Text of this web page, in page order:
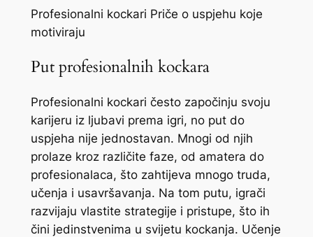
Profesionalni kockari Priče o uspjehu koje
motiviraju
Put profesionalnih kockara
Profesionalni kockari često započinju svoju
karijeru iz ljubavi prema igri, no put do
uspjeha nije jednostavan. Mnogi od njih
prolaze kroz različite faze, od amatera do
profesionalaca, što zahtijeva mnogo truda,
učenja i usavršavanja. Na tom putu, igrači
razvijaju vlastite strategije i pristupe, što ih
čini jedinstvenima u svijetu kockanja. Učenje